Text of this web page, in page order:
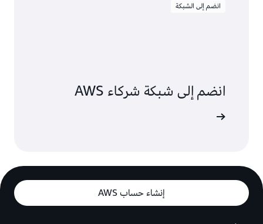
انضم إلى الشبكة
انضم إلى شبكة شركاء AWS
إنشاء حساب AWS